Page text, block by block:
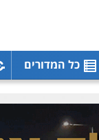
כל המדורים